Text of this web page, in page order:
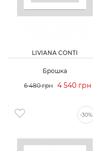
LIVIANA CONTI
Брошка
6 480 грн 4 540 грн
-30%